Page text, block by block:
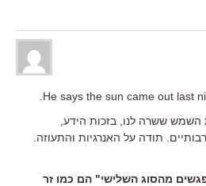
He says the sun came out last
השמש ששרה לנו, בזכות הידע,
תודה על האנרגיות והתעוזה.
מהסוג השלישי" הם כמו זר